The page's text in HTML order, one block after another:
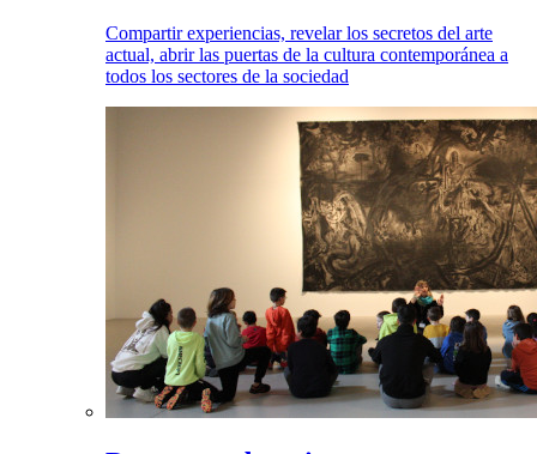
Compartir experiencias, revelar los secretos del arte
actual, abrir las puertas de la cultura contemporánea a
todos los sectores de la sociedad